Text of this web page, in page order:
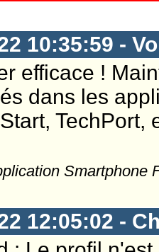
10:35:59 -
efficace !
dans les
TechPort,
Smartphone
12:05:02 -